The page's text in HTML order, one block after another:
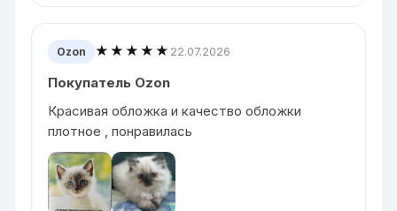
Ozon ★★★★★ 22.07.2026
Покупатель Ozon
Красивая обложка и качество обложки
плотное , понравилась